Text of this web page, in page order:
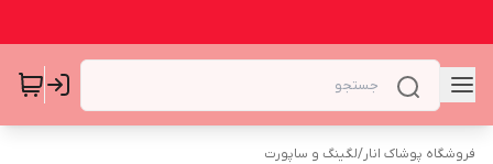
فروشگاه پوشاک انار/لگینگ و ساپورت